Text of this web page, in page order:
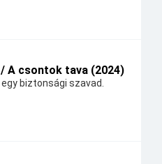
/ A csontok tava (2024)
biztonsági szavad.